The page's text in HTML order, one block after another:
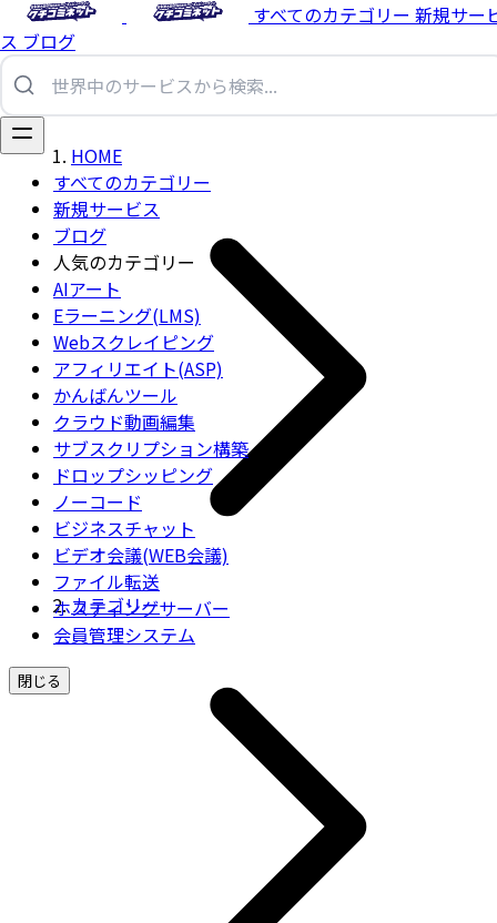
すべてのカテゴリー 新規サー
ス ブログ
すべてのカテゴリー
新規サービス
ブログ
人気のカテゴリー
AIアート
Eラーニング(LMS)
Webスクレイピング
アフィリエイト(ASP)
かんばんツール
クラウド動画編集
サブスクリプション構築
ドロップシッピング
ノーコード
ビジネスチャット
ビデオ会議(WEB会議)
ファイル転送
ホスティングサーバー
会員管理システム
閉じる
HOME
カテゴリー